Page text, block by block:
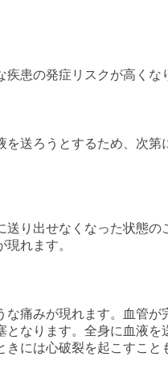
疾患の発症リスクが高くな
送ろうとするため、次
り出せなくなった状態
れます。
痛みが現れます。血管
なります。全身に血液
には心破裂を起こすこと